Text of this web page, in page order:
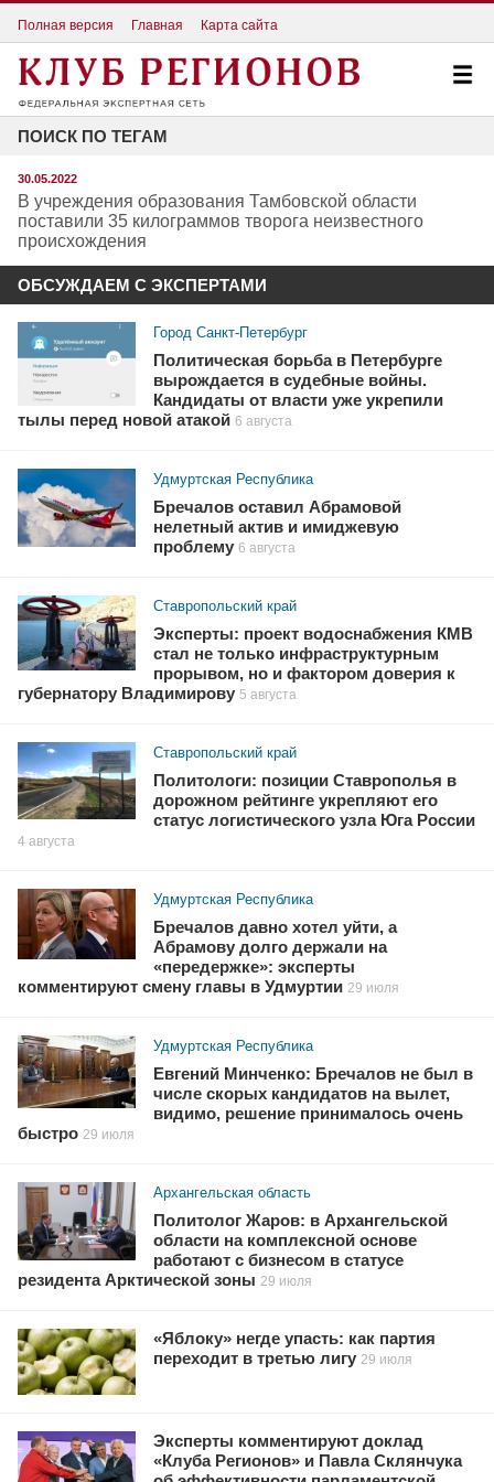
Полная версия Главная Карта сайта
ПОИСК ПО ТЕГАМ
30.05.2022
В учреждения образования Тамбовской области
поставили 35 килограммов творога неизвестного
происхождения
ОБСУЖДАЕМ С ЭКСПЕРТАМИ
Город Санкт-Петербург
Политическая борьба в Петербурге
вырождается в судебные войны.
Кандидаты от власти уже укрепили
тылы перед новой атакой 6 августа
Удмуртская Республика
Бречалов оставил Абрамовой
нелетный актив и имиджевую
проблему 6 августа
Ставропольский край
Эксперты: проект водоснабжения КМВ
стал не только инфраструктурным
прорывом, но и фактором доверия к
губернатору Владимирову 5 августа
Ставропольский край
Политологи: позиции Ставрополья в
дорожном рейтинге укрепляют его
статус логистического узла Юга России
4 августа
Удмуртская Республика
Бречалов давно хотел уйти, а
Абрамову долго держали на
«передержке»: эксперты
комментируют смену главы в Удмуртии 29 июля
Удмуртская Республика
Евгений Минченко: Бречалов не был в
числе скорых кандидатов на вылет,
видимо, решение принималось очень
быстро 29 июля
Архангельская область
Политолог Жаров: в Архангельской
области на комплексной основе
работают с бизнесом в статусе
резидента Арктической зоны 29 июля
«Яблоку» негде упасть: как партия
переходит в третью лигу 29 июля
Эксперты комментируют доклад
«Клуба Регионов» и Павла Склянчука